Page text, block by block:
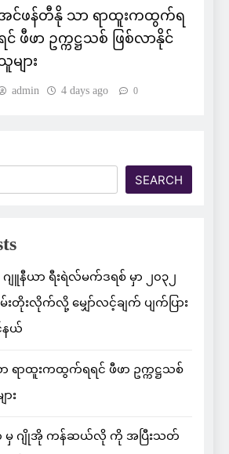
င်ဖန်တီနို သာ ရာထူးကထွက်ရ
င် ဖီဖာ ဥက္ကဋ္ဌသစ် ဖြစ်လာနိုင်
များ
admin 4 days ago 0
SEARCH
ျူနီယာ ရီးရဲလ်မက်ဒရစ် မှာ ၂၀၃၂
းလိုက်လို့ မျှော်လင့်ချက် ပျက်ပြား
နယ်
ရာထူးကထွက်ရရင် ဖီဖာ ဥက္ကဋ္ဌသစ်
ား
ဂျိုအို ကန်ဆယ်လို ကို အပြီးသတ်